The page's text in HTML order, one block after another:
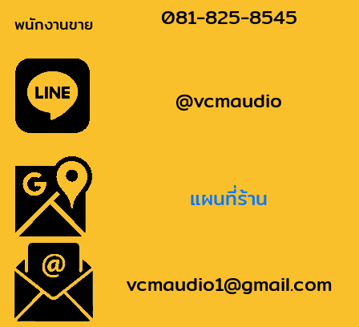
พนักงานขาย
081-825-8545
@vcmaudio
แผนที่ร้าน
vcmaudio1@gmail.com